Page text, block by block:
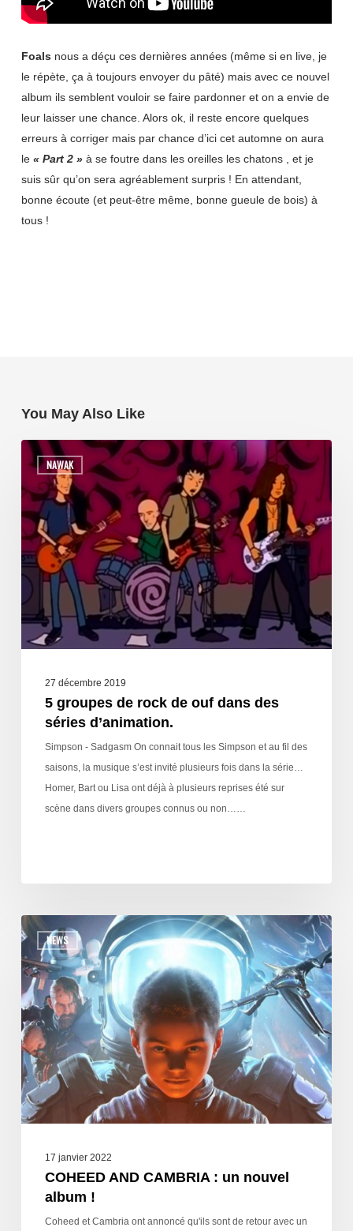
Foals nous a déçu ces dernières années (même si en live, je
le répète, ça à toujours envoyer du pâté) mais avec ce nouvel
album ils semblent vouloir se faire pardonner et on a envie de
leur laisser une chance. Alors ok, il reste encore quelques
erreurs à corriger mais par chance d’ici cet automne on aura
le « Part 2 »à se foutre dans les oreilles les chatons , et je
suis sûr qu’on sera agréablement surpris ! En attendant,
bonne écoute (et peut-être même, bonne gueule de bois) à
tous !
You May Also Like
NAWAK
27 décembre 2019
5 groupes de rock de ouf dans des
séries d’animation.
Simpson - Sadgasm On connait tous les Simpson et au fil des
saisons, la musique s’est invité plusieurs fois dans la série…
Homer, Bart ou Lisa ont déjà à plusieurs reprises été sur
scène dans divers groupes connus ou non……
NEWS
17 janvier 2022
COHEED AND CAMBRIA : un nouvel
album !
Coheed et Cambria ont annoncé qu'ils sont de retour avec un